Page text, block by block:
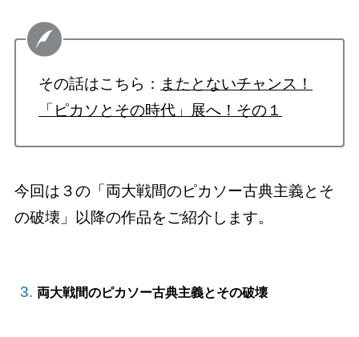
その話はこちら： またとないチャンス！
「ピカソとその時代」展へ！その１
今回は３の「両大戦間のピカソー古典主義とそ
の破壊」以降の作品をご紹介します。
両大戦間のピカソー古典主義とその破壊